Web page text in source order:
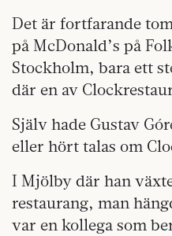
Det är fortfarande
på McDonald’s på
Stockholm, bara ett
där en av
Själv hade Gustav
eller hört talas om
I Mjölby där han
restaurang, man
var en kollega som